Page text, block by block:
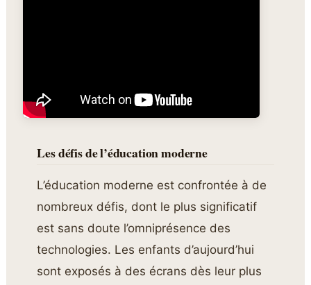
Les défis de l’éducation moderne
L’éducation moderne est confrontée à de
nombreux défis, dont le plus significatif
est sans doute l’omniprésence des
technologies. Les enfants d’aujourd’hui
sont exposés à des écrans dès leur plus